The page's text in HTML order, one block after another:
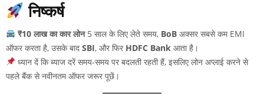
निष्कर्ष
₹10 लाख का कार लोन5 साल के लिए लेते समय, BoBअक्सर सबसे कम EMI
ऑफर करता है, उसके बाद SBI, और फिर HDFC Bank आता है।
ध्यान दें कि ब्याज दरें समय-समय पर बदलती रहती हैं, इसलिए लोन अप्लाई करने से
पहले बैंक से नवीनतम ऑफर जरूर पूछें।